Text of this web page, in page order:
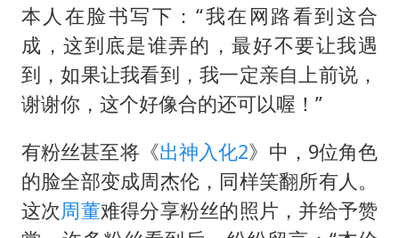
本人在脸书写下：“我在网路看到这合
成，这到底是谁弄的，最好不要让我遇
到，如果让我看到，我一定亲自上前说，
谢谢你，这个好像合的还可以喔！”
有粉丝甚至将《出神入化2》中，9位角色
的脸全部变成周杰伦，同样笑翻所有人。
这次周董难得分享粉丝的照片，并给予赞